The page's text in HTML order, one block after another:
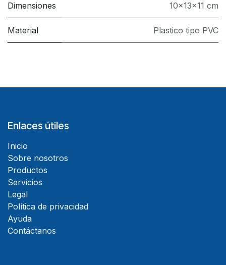
Dimensiones 10x13x11 cm
Material Plastico tipo PVC
Enlaces útiles
Inicio
Sobre nosotros
Productos
Servicios
Legal
Política de privacidad
Ayuda
Contáctanos